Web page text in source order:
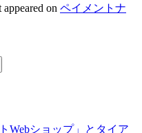
appeared on ペイメントナ
Webショップ」とタイア